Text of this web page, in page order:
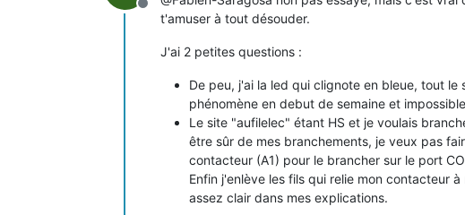
Offline
t'amuser à tout désouder.
J'ai 2 petites questions :
De peu, j'ai la led qui clignote en bleue, tout
phénomène en debut de semaine et
Le site "aufilelec" étant HS et je voulais
être sûr de mes branchements, je veux pas
contacteur (A1) pour le brancher sur le port
Enfin j'enlève les fils qui relie mon contacteur
assez clair dans mes explications.